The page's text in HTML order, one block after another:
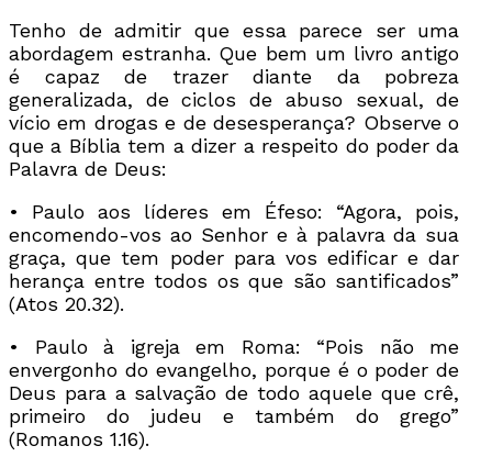
Tenho de admitir que essa parece ser uma
abordagem estranha. Que bem um livro antigo
é capaz de trazer diante da pobreza
generalizada, de ciclos de abuso sexual, de
vício em drogas e de desesperança? Observe o
que a Bíblia tem a dizer a respeito do poder da
Palavra de Deus:
• Paulo aos líderes em Éfeso: “Agora, pois,
encomendo-vos ao Senhor e à palavra da sua
graça, que tem poder para vos edificar e dar
herança entre todos os que são santificados”
(Atos 20.32).
• Paulo à igreja em Roma: “Pois não me
envergonho do evangelho, porque é o poder de
Deus para a salvação de todo aquele que crê,
primeiro do judeu e também do grego”
(Romanos 1.16).